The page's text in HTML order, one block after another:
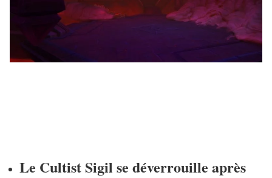
Le Cultist Sigil se déverrouille après